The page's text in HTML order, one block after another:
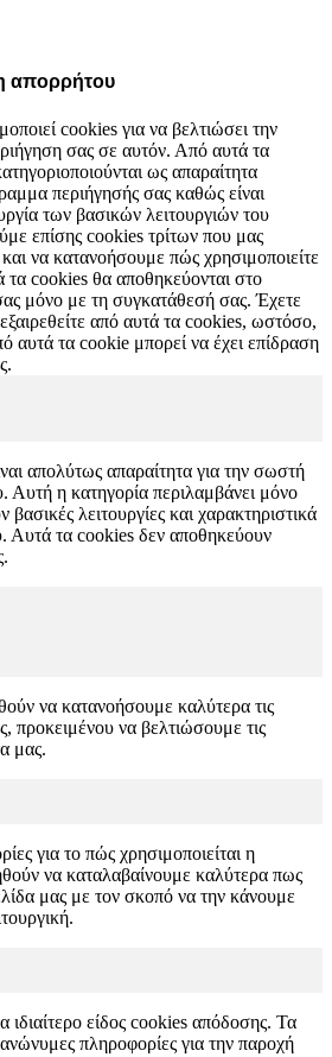
απορρήτου
cookies για να βελτιώσει την
σας σε αυτόν. Από αυτά τα
ως απαραίτητα
περιήγησής σας καθώς είναι
των βασικών λειτουργιών του
επίσης cookies τρίτων που μας
να κατανοήσουμε πώς χρησιμοποιείτε
τα cookies θα αποθηκεύονται στο
μόνο με τη συγκατάθεσή σας. Έχετε
από αυτά τα cookies, ωστόσο,
αυτά τα cookie μπορεί να έχει επίδραση
απολύτως απαραίτητα για την σωστή
Αυτή η κατηγορία περιλαμβάνει μόνο
λειτουργίες και χαρακτηριστικά
Αυτά τα cookies δεν αποθηκεύουν
να κατανοήσουμε καλύτερα τις
προκειμένου να βελτιώσουμε τις
μας.
για το πώς χρησιμοποιείται η
να καταλαβαίνουμε καλύτερα πως
μας με τον σκοπό να την κάνουμε
ιδιαίτερο είδος cookies απόδοσης. Τα
πληροφορίες για την παροχή